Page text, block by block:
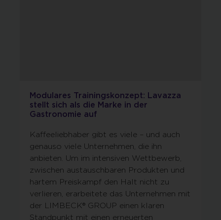
Modulares Trainingskonzept: Lavazza
stellt sich als die Marke in der
Gastronomie auf
Kaffeeliebhaber gibt es viele – und auch
genauso viele Unternehmen, die ihn
anbieten. Um im intensiven Wettbewerb,
zwischen austauschbaren Produkten und
hartem Preiskampf den Halt nicht zu
verlieren, erarbeitete das Unternehmen mit
der LIMBECK® GROUP einen klaren
Standpunkt mit einen erneuerten